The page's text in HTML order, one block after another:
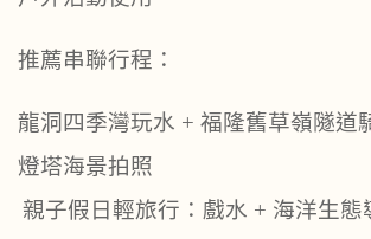
推薦串聯行程：
龍洞四季灣玩水 + 福隆舊草嶺隧道
燈塔海景拍照
親子假日輕旅行：戲水 + 海洋生態